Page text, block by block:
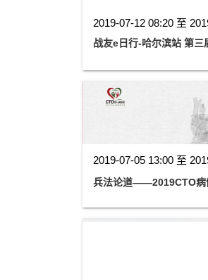
2019-07-12 08:20 至
战友e日行-哈尔滨站 第
2019-07-05 13:00 至
兵法论道——2019CTO病